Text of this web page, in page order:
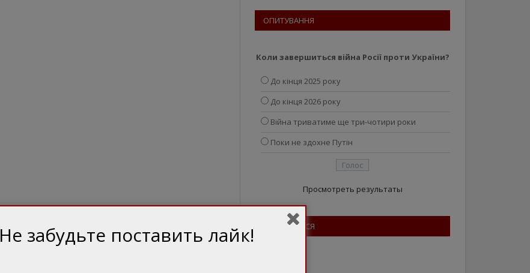
ОПИТУВАННЯ
Коли завершиться війна Росії проти України?
До кінця 2025 року
До кінця 2026 року
Війна триватиме ще три-чотири роки
Поки не здохне Путін
Просмотреть результаты
ПІДПИШІТЬСЯ
Не забудьте поставить лайк!